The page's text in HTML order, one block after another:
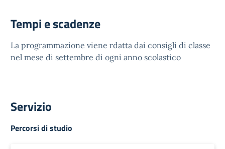
Tempi e scadenze
La programmazione viene rdatta dai consigli di classe
nel mese di settembre di ogni anno scolastico
Servizio
Percorsi di studio